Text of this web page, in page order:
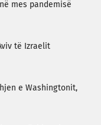
mes pandemisë
të Izraelit
e Washingtonit,